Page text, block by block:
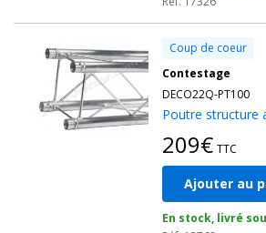
des structures carrées en extérieur. La
qui vous permettent
structures modulables et compatibles
Découvrez notre sélection de structures et
solutions d'installation de qualité,
pour des projets exigeants en montage
Coup de coeur
Contestage
DECO22Q-PT100
Poutre structure
209€ TTC
Ajouter au
En stock, livré